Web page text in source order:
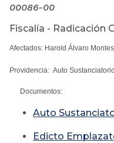
00086-00
Fiscalía - Radicación
Afectados: Harold Álvaro
Providencia: Auto
Documentos:
Auto
Edicto